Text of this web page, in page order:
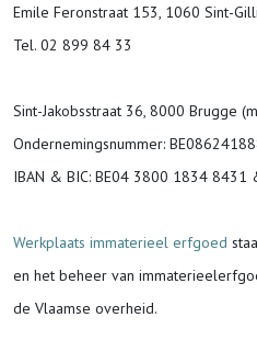
Emile Feronstraat 153, 1060 Sint-
Tel. 02 899 84 33
Sint-Jakobsstraat 36, 8000 Brugge
Ondernemingsnummer:
IBAN & BIC: BE04 3800 1834 8431
Werkplaats immaterieel erfgoed
en het beheer van
de Vlaamse overheid.